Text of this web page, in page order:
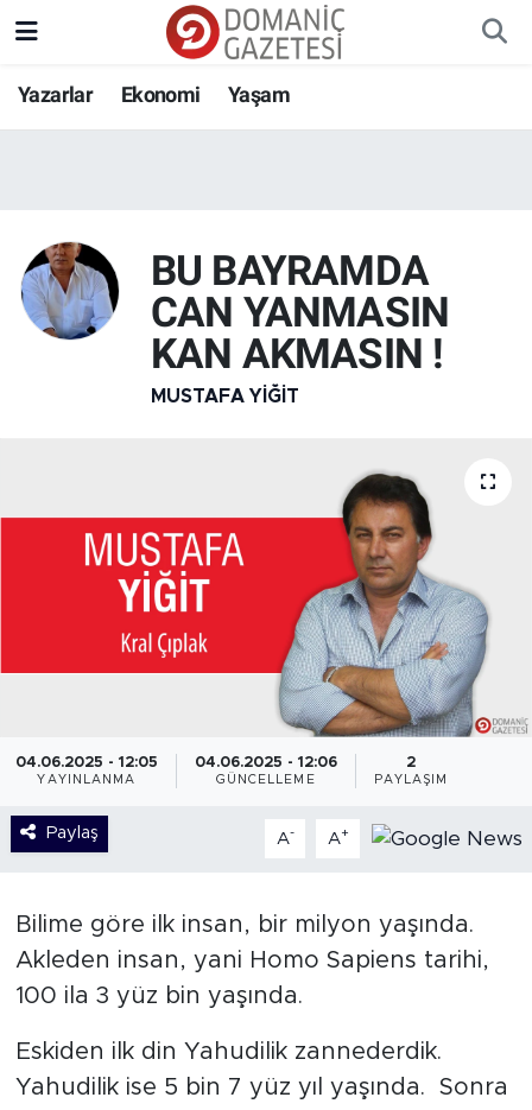
Yazarlar Ekonomi Yaşam
BU BAYRAMDA
CAN YANMASIN
KAN AKMASIN !
MUSTAFA YIĞIT
04.06.2025 - 12:05
YAYINLANMA
04.06.2025 - 12:06
GÜNCELLEME
2
PAYLAŞIM
Paylaş A- A+
Bilime göre ilk insan, bir milyon yaşında.
Akleden insan, yani Homo Sapiens tarihi,
100 ila 3 yüz bin yaşında.
Eskiden ilk din Yahudilik zannederdik.
Yahudilik ise 5 bin 7 yüz yıl yaşında. Sonra